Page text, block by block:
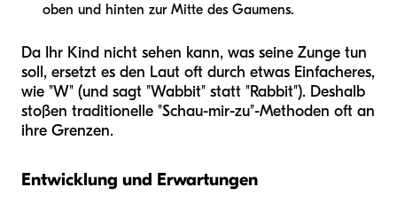
oben und hinten zur Mitte des Gaumens.
Da Ihr Kind nicht sehen kann, was seine Zunge tun
soll, ersetzt es den Laut oft durch etwas Einfacheres,
wie "W" (und sagt "Wabbit" statt "Rabbit"). Deshalb
stoßen traditionelle "Schau-mir-zu"-Methoden oft an
ihre Grenzen.
Entwicklung und Erwartungen